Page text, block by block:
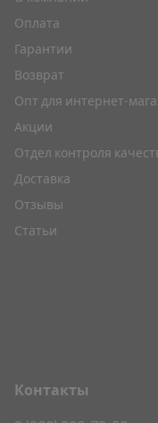
Контакты
Оплата
Гарантии
Возврат
Опт для интернет-
Акции
Отдел контроля
Доставка
Отзывы
Статьи